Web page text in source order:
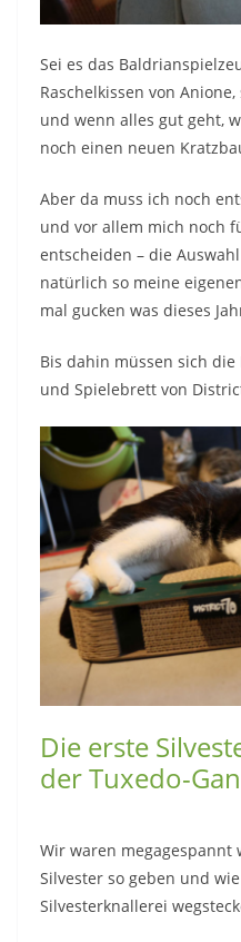
Sei es das
Raschelkissen von
und wenn alles gut geht,
noch einen neuen
Aber da muss ich noch
und vor allem mich noch
entscheiden – die
natürlich so meine
mal gucken was dieses
Bis dahin müssen sich
und Spielebrett von
Die erste
der Tuxedo-
Wir waren megagespannt
Silvester so geben und
Silvesterknallerei